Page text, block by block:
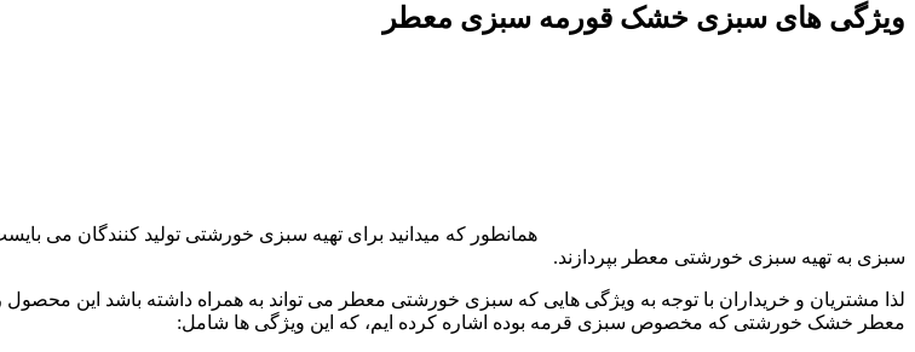
ویژگی های سبزی خشک قورمه سبزی معطر
همانطور که میدانید برای تهیه سبزی خورشتی تولید کنندگان می
سبزی به تهیه سبزی خورشتی معطر بپردازند.
معطر خشک خورشتی که مخصوص سبزی قرمه بوده اشاره کرده ایم، که این ویژگی ها شامل: